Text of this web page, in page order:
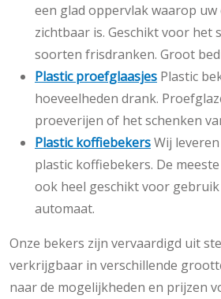
een glad oppervlak waarop
zichtbaar is. Geschikt voor het
soorten frisdranken. Groot
Plastic proefglaasjes Plastic
hoeveelheden drank.
proeverijen of het schenken
Plastic koffiebekersWij
plastic koffiebekers. De
ook heel geschikt voor
automaat.
Onze bekers zijn vervaardigd uit
verkrijgbaar in verschillende
naar de mogelijkheden en prijzen